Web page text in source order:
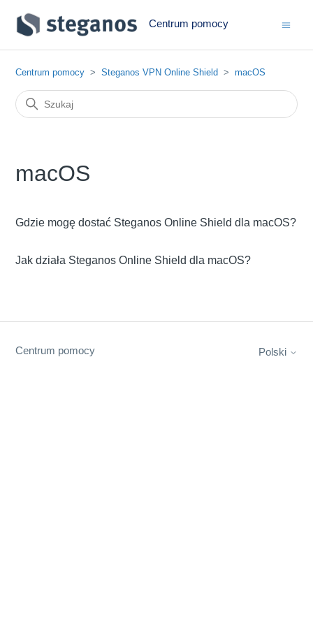
Centrum pomocy
Centrum pomocy Steganos VPN Online Shield macOS
macOS
Gdzie mogę dostać Steganos Online Shield dla macOS?
Jak działa Steganos Online Shield dla macOS?
Centrum pomocy Polski